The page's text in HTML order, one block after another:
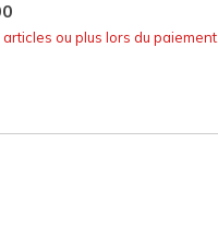
ou plus lors du paiement.